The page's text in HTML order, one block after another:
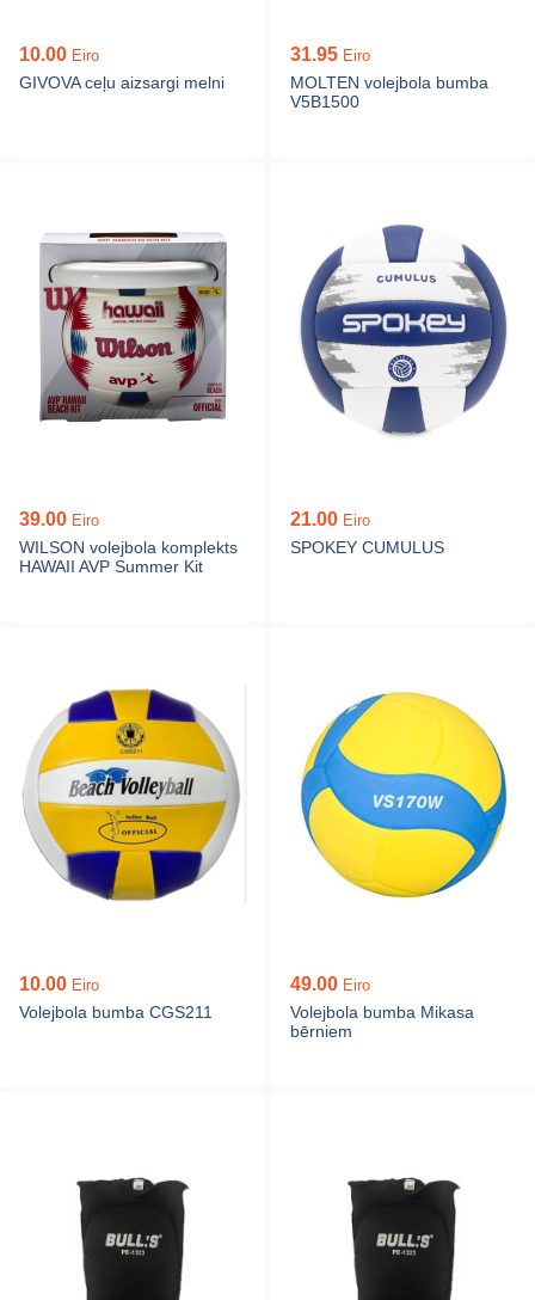
10.00 Eiro
GIVOVA ceļu aizsargi melni
31.95 Eiro
MOLTEN volejbola bumba
V5B1500
39.00 Eiro
WILSON volejbola komplekts
HAWAII AVP Summer Kit
21.00 Eiro
SPOKEY CUMULUS
10.00 Eiro
Volejbola bumba CGS211
49.00 Eiro
Volejbola bumba Mikasa
bērniem